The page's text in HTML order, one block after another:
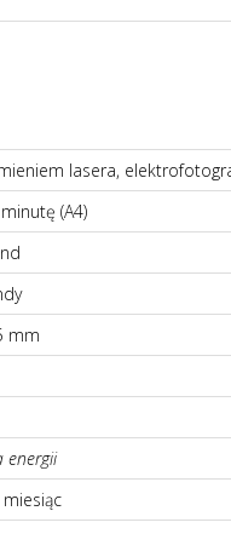
lasera,
(A4)
mm
energii